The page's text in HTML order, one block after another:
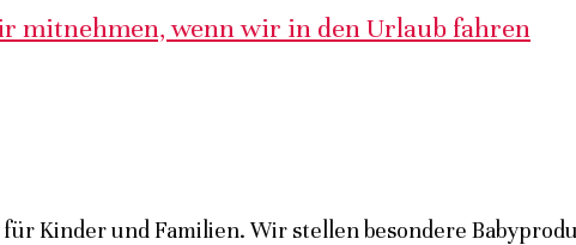
mitnehmen, wenn wir in den Urlaub fahren
Kinder und Familien. Wir stellen besondere